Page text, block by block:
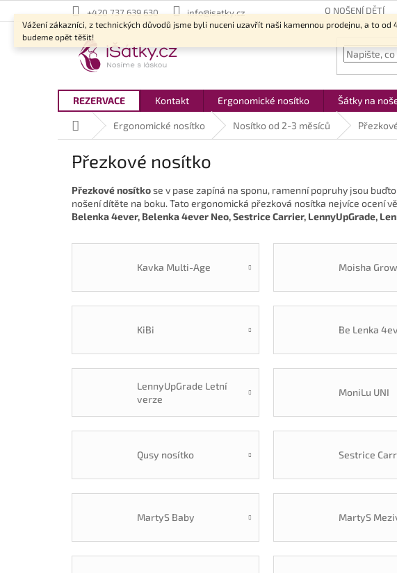
na
obsah
Vážení zákazníci, z technických důvodů jsme byli nuceni uzavřít naši kamennou prodejnu, a to
budeme opět těšit!
+420 737 639 630 info@isatky.cz O NOŠENÍ DĚTÍ
REZERVACE Kontakt Ergonomické nosítko Šátky na
Domů Ergonomické nosítko Nosítko od 2-3 měsíců
Přezkové nosítko
Přezkové nosítkose v pase zapíná na sponu, ramenní popruhy jsou
nošení dítěte na boku. Tato ergonomická přezková nosítka nejvíce ocení
Belenka 4ever, Belenka 4ever Neo, Sestrice Carrier, LennyUpGrade,
Kavka Multi-Age Moisha Grow
KiBi Be Lenka
LennyUpGrade Letní
verze
MoniLu UNI
Qusy nosítko Sestrice
MartyS Baby MartyS